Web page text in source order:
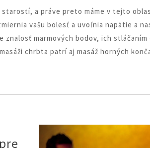
starostí, a práve preto máme v tejto
vašu bolesť a uvoľnia napätie a
znalosť marmových bodov, ich stláčaním
chrbta patrí aj masáž horných